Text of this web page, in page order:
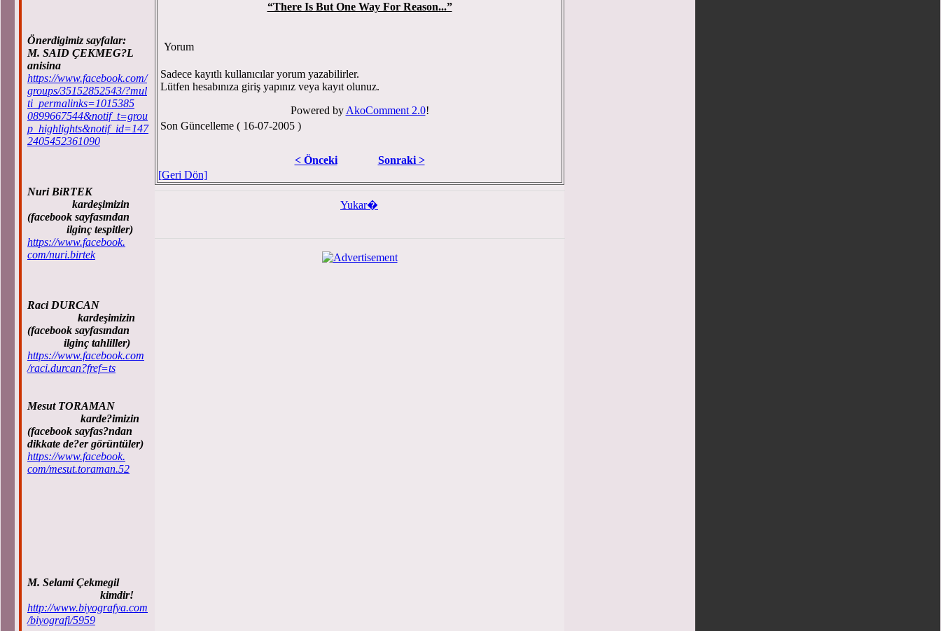
Önerdigimiz sayfalar:
M. SAID ÇEKMEG?L
anisina
https://www.facebook.com/
groups/35152852543/?mul
ti_permalinks=1015385
0899667544&notif_t=grou
p_highlights&notif_id=147
2405452361090
Nuri BiRTEK
kardeşimizin
(facebook sayfasından
ilginç tespitler)
https://www.facebook.
com/nuri.birtek
Raci DURCAN
kardeşimizin
(facebook sayfasından
ilginç tahliller)
https://www.facebook.com
/raci.durcan?fref=ts
Mesut TORAMAN
karde?imizin
(facebook sayfas?ndan
dikkate de?er görüntüler)
https://www.facebook.
com/mesut.toraman.52
M. Selami Çekmegil
kimdir!
http://www.biyografya.com
/biyografi/5959
“There Is But One Way For Reason...”
Yorum
Sadece kayıtlı kullanıcılar yorum yazabilirler.
Lütfen hesabınıza giriş yapınız veya kayıt olunuz.
Powered by AkoComment 2.0!
Son Güncelleme ( 16-07-2005 )
< Önceki
Sonraki >
[Geri Dön]
Yukar�